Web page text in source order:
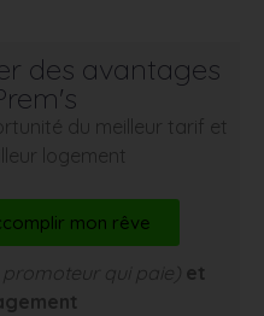
des avantages
du meilleur tarif et
logement
mon rêve
promoteur qui paie) et